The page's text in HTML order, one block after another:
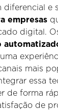
diferencial e
empresas
digital.
mais
essa
de forma
de